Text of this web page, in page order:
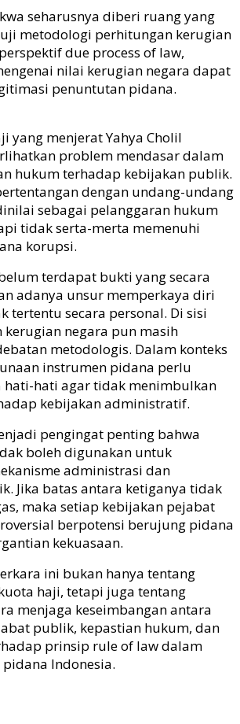
seharusnya diberi ruang yang
metodologi perhitungan kerugian
due process of law,
nilai kerugian negara dapat
penuntutan pidana.
yang menjerat Yahya Cholil
problem mendasar dalam
hukum terhadap kebijakan publik.
dengan undang-undang
sebagai pelanggaran hukum
tidak serta-merta memenuhi
korupsi.
terdapat bukti yang secara
adanya unsur memperkaya diri
tertentu secara personal. Di sisi
negara pun masih
metodologis. Dalam konteks
instrumen pidana perlu
hati-hati agar tidak menimbulkan
kebijakan administratif.
pengingat penting bahwa
boleh digunakan untuk
administrasi dan
Jika batas antara ketiganya tidak
maka setiap kebijakan pejabat
berpotensi berujung pidana
kekuasaan.
ini bukan hanya tentang
haji, tetapi juga tentang
menjaga keseimbangan antara
publik, kepastian hukum, dan
prinsip rule of law dalam
Indonesia.